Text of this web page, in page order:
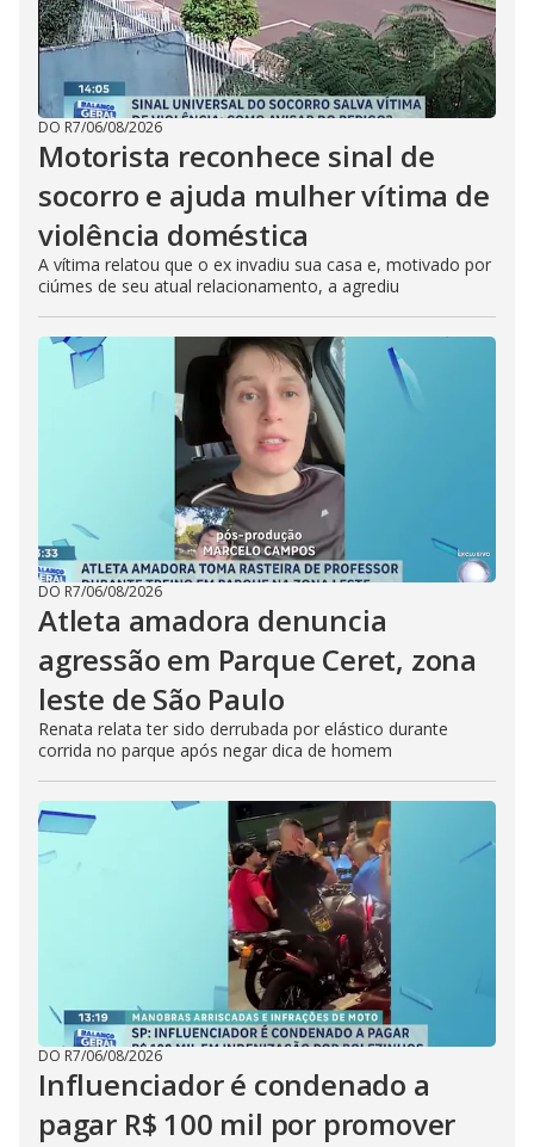
DO R7/06/08/2026
Motorista reconhece sinal de
socorro e ajuda mulher vítima de
violência doméstica
A vítima relatou que o ex invadiu sua casa e, motivado por
ciúmes de seu atual relacionamento, a agrediu
DO R7/06/08/2026
Atleta amadora denuncia
agressão em Parque Ceret, zona
leste de São Paulo
Renata relata ter sido derrubada por elástico durante
corrida no parque após negar dica de homem
DO R7/06/08/2026
Influenciador é condenado a
pagar R$ 100 mil por promover